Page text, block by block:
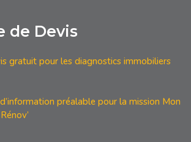
de Devis
gratuit pour les diagnostics immobiliers
préalable pour la mission Mon